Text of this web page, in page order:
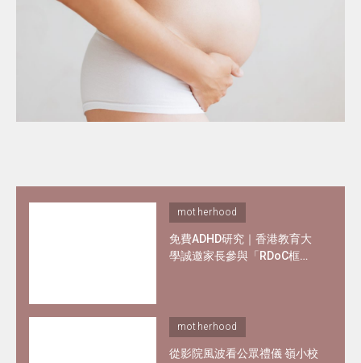
motherhood
免費ADHD研究｜香港教育大
學誠邀家長參與「RDoC框
motherhood
從影院風波看公眾禮儀 嶺小校